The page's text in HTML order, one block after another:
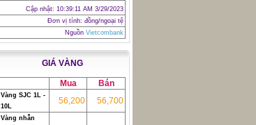
Cập nhật: 10:39:11 AM 3/29/2023
Đơn vị tính: đồng/ngoại tệ
Nguồn Vietcombank
GIÁ VÀNG
Mua Bán
Vàng SJC 1L -
10L
56,200 56,700
Vàng nhẫn